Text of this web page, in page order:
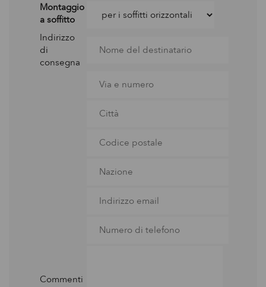
Montaggio
a soffitto
Indirizzo
di
consegna
Commenti